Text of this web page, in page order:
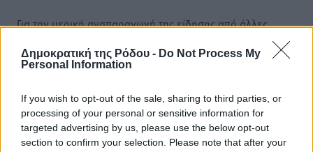
Δημοκρατική της Ρόδου - Do Not Process My
Personal Information
If you wish to opt-out of the sale, sharing to third parties, or
processing of your personal or sensitive information for
targeted advertising by us, please use the below opt-out
section to confirm your selection. Please note that after your
Για την μερική αναπαραγωγή της είδησης από άλλες
παρεχόμενου συνδέσμου παραπομπής προς το άρθρο
της Δημοκρατικής.